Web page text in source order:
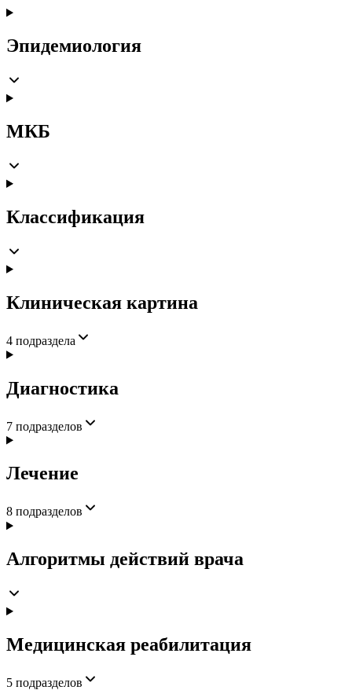
Эпидемиология
МКБ
Классификация
Клиническая картина
4 подраздела
Диагностика
7 подразделов
Лечение
8 подразделов
Алгоритмы действий врача
Медицинская реабилитация
5 подразделов